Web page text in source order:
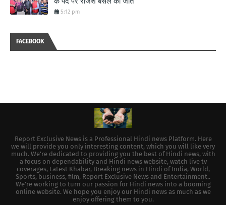
5:12 pm
FACEBOOK
Report Exclusive News is a Professional Hindi news Platform. Here
we will provide you only interesting content, which you will like very
much. We're dedicated to providing you the best of Hindi news, with
a focus on dependability and Hindi news website, watch live tv
coverages, Latest Khabar, Breaking news in Hindi of India, World,
Sports, business, film, Report Exclusive News and Entertainment..
We're working to turn our passion for Hindi news into a booming
online website. We hope you enjoy our Hindi news as much as we
enjoy offering them to you.